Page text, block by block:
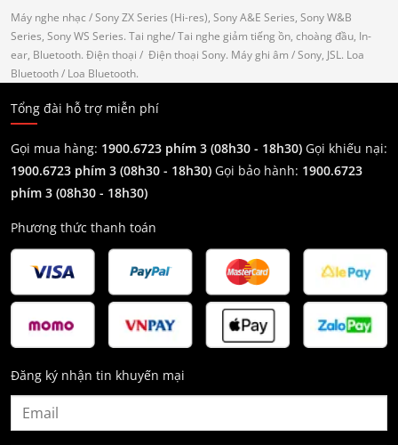
Máy nghe nhạc / Sony ZX Series (Hi-res), Sony A&E Series, Sony W&B
Series, Sony WS Series. Tai nghe/ Tai nghe giảm tiếng ồn, choàng đầu, In-
ear, Bluetooth. Điện thoại / Điện thoại Sony. Máy ghi âm / Sony, JSL. Loa
Bluetooth/ Loa Bluetooth.
Tổng đài hỗ trợ miễn phí
Gọi mua hàng: 1900.6723 phím 3 (08h30 - 18h30) Gọi khiếu nại:
1900.6723 phím 3 (08h30 - 18h30) Gọi bảo hành: 1900.6723
phím 3 (08h30 - 18h30)
Phương thức thanh toán
Đăng ký nhận tin khuyến mại